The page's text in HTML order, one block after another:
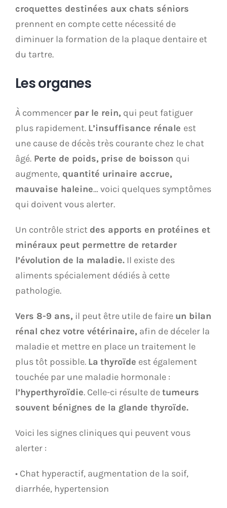
croquettes destinées aux chats séniors
prennent en compte cette nécessité de
diminuer la formation de la plaque dentaire et
du tartre.
Les organes
À commencer par le rein, qui peut fatiguer
plus rapidement. L’insuffisance rénale est
une cause de décès très courante chez le chat
âgé. Perte de poids, prise de boisson qui
augmente, quantité urinaire accrue,
mauvaise haleine… voici quelques symptômes
qui doivent vous alerter.
Un contrôle strict des apports en protéines et
minéraux peut permettre de retarder
l’évolution de la maladie. Il existe des
aliments spécialement dédiés à cette
pathologie.
Vers 8-9 ans, il peut être utile de faire un bilan
rénal chez votre vétérinaire, afin de déceler la
maladie et mettre en place un traitement le
plus tôt possible. La thyroïde est également
touchée par une maladie hormonale :
l’hyperthyroïdie. Celle-ci résulte detumeurs
souvent bénignes de la glande thyroïde.
Voici les signes cliniques qui peuvent vous
alerter :
• Chat hyperactif, augmentation de la soif,
diarrhée, hypertension